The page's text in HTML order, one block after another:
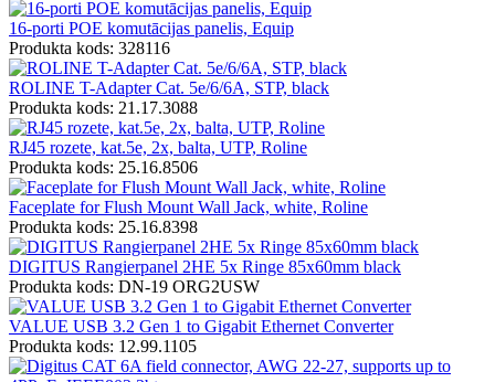
16-porti POE komutācijas panelis, Equip
Produkta kods: 328116
ROLINE T-Adapter Cat. 5e/6/6A, STP, black
Produkta kods: 21.17.3088
RJ45 rozete, kat.5e, 2x, balta, UTP, Roline
Produkta kods: 25.16.8506
Faceplate for Flush Mount Wall Jack, white, Roline
Produkta kods: 25.16.8398
DIGITUS Rangierpanel 2HE 5x Ringe 85x60mm black
Produkta kods: DN-19 ORG2USW
VALUE USB 3.2 Gen 1 to Gigabit Ethernet Converter
Produkta kods: 12.99.1105